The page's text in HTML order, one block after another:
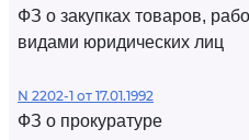
ФЗ о закупках товаров,
видами юридических лиц
N 2202-1 от 17.01.1992
ФЗ о прокуратуре